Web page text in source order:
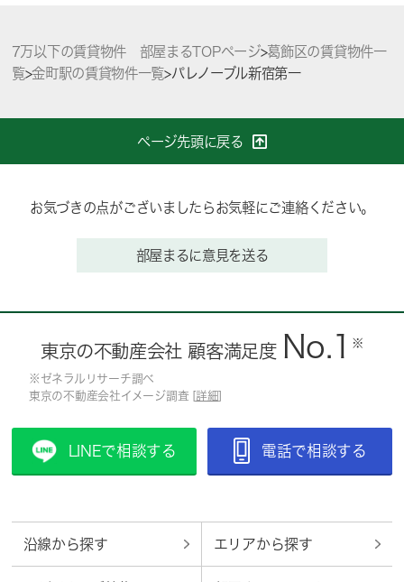
7万以下の賃貸物件 部屋まるTOPページ>葛飾区の賃貸物件一
覧>金町駅の賃貸物件一覧>パレノーブル新宿第一
ページ先頭に戻る
お気づきの点がございましたらお気軽にご連絡ください。
部屋まるに意見を送る
東京の不動産会社 顧客満足度 No.1 ※
※ゼネラルリサーチ調べ
東京の不動産会社イメージ調査 [ 詳細
LINEで相談する 電話で相談する
沿線から探す エリアから探す